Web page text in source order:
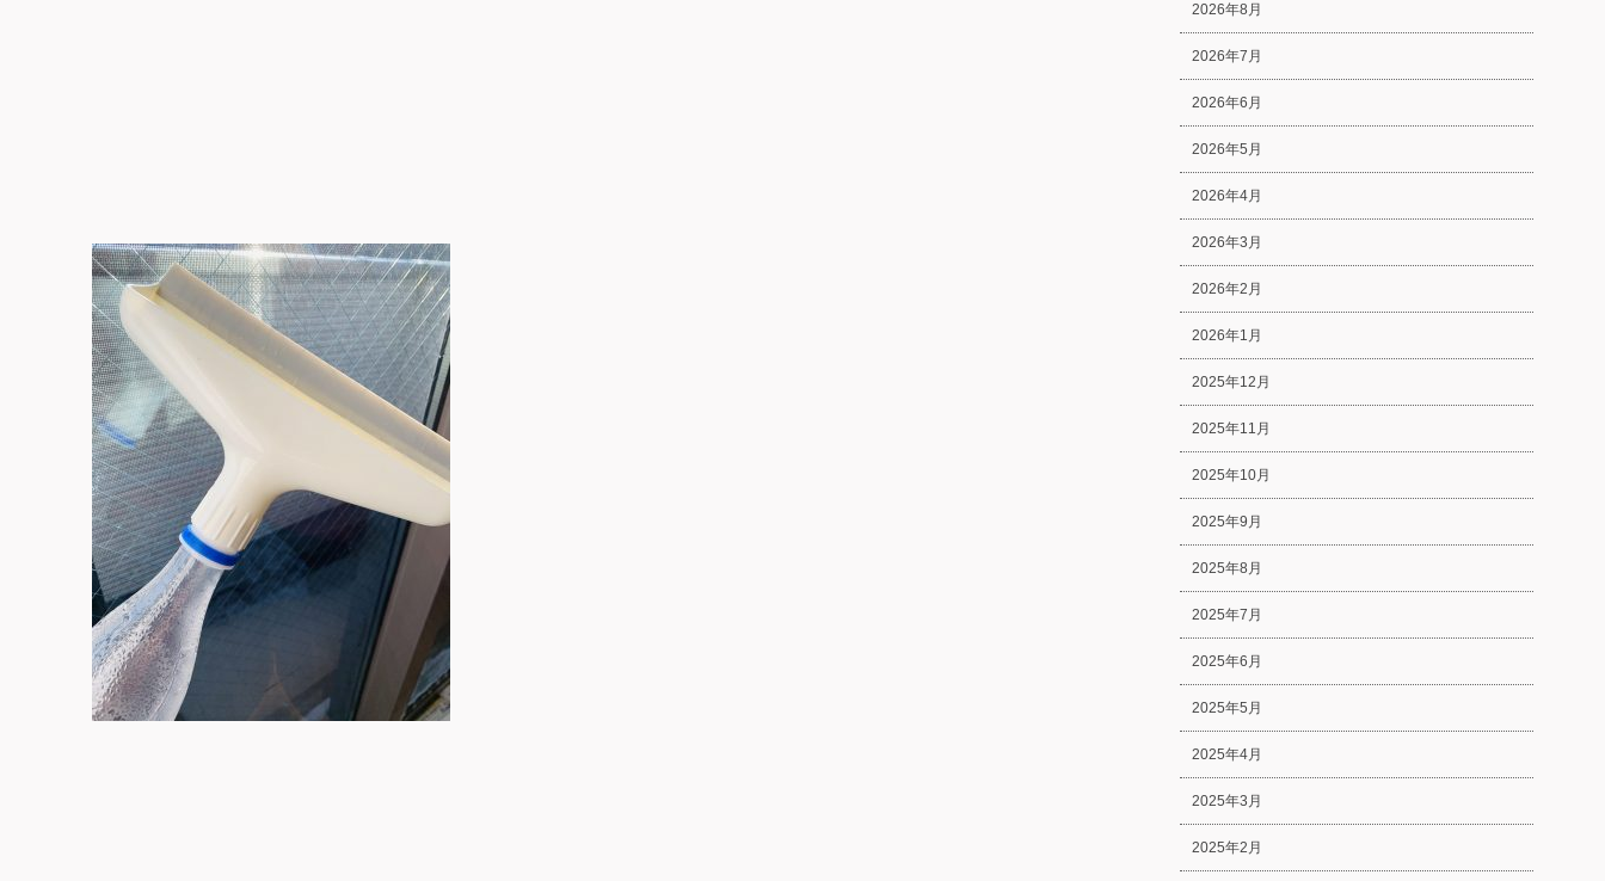
2026年8月
2026年7月
2026年6月
2026年5月
2026年4月
2026年3月
2026年2月
2026年1月
2025年12月
2025年11月
2025年10月
2025年9月
2025年8月
2025年7月
2025年6月
2025年5月
2025年4月
2025年3月
2025年2月